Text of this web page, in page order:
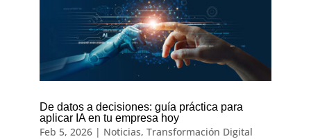
De datos a decisiones: guía práctica para
aplicar IA en tu empresa hoy
Feb 5, 2026| Noticias, Transformación Digital